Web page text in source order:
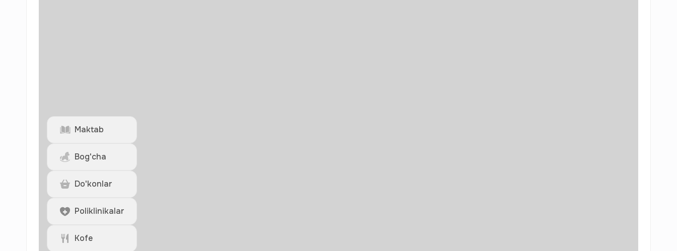
Maktab
Bog'cha
Do'konlar
Poliklinikalar
Kofe